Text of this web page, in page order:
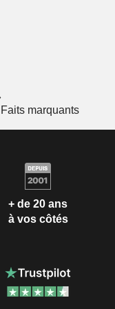
Faits marquants
+ de 20 ans
à vos côtés